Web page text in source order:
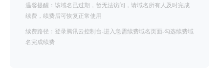
温馨提醒：该域名已过期，暂无法访问，请域名所有人及时完成
续费，续费后可恢复正常使用
续费路径：登录腾讯云控制台-进入急需续费域名页面-勾选续费域
名完成续费